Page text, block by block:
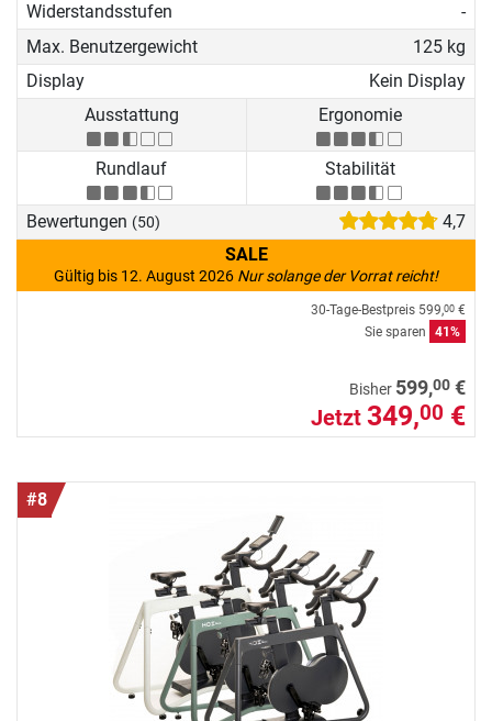
Widerstandsstufen
-
Max. Benutzergewicht
125 kg
Display
Kein Display
Ausstattung
Ergonomie
Rundlauf Stabilität
Bewertungen (50)
4,7
SALE
Gültig bis 12. August 2026 Nur solange der Vorrat reicht!
30-Tage-Bestpreis 599,00 €
Sie sparen
41%
Bisher 599,00 €
Jetzt 349,00 €
#8